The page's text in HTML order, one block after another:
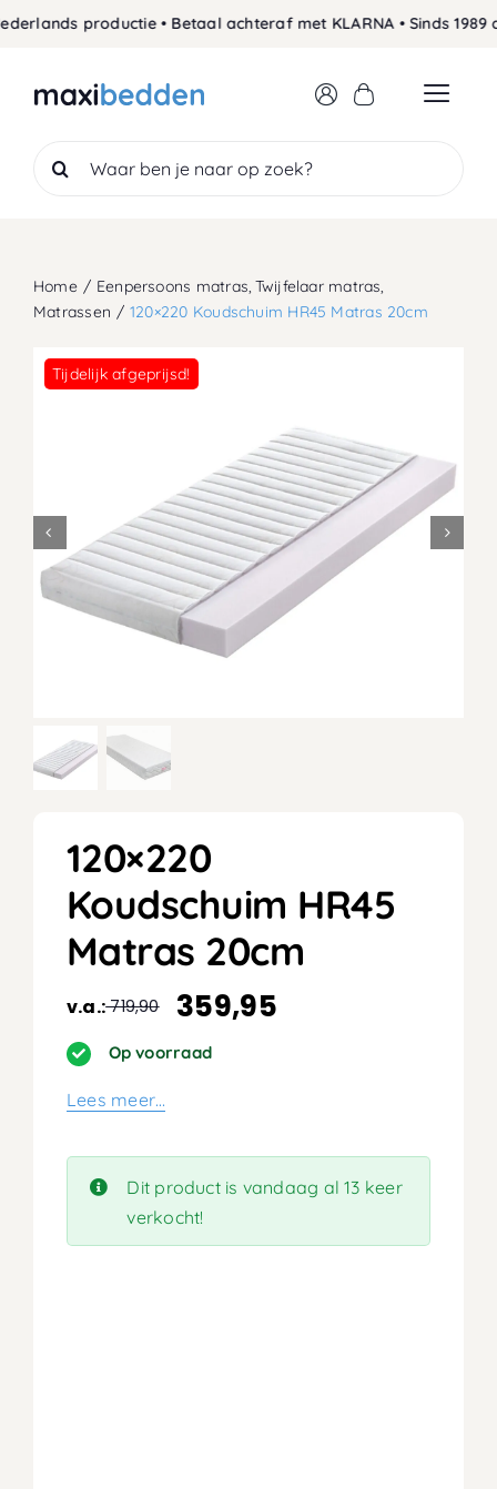
Skip
productie • Betaal achteraf met KLARNA • Sinds 1989
Search
for:
Home Eenpersoons matras Twijfelaar matras
Matrassen
120×220 Koudschuim HR45 Matras 20cm
Tijdelijk afgeprijsd!
120×220
Koudschuim HR45
Matras 20cm
v.a.:719,90
Oorspronkelijke
prijs
was:
719,90.
359,95
Huidige
prijs
is:
359,95.
Op voorraad
Lees meer…
Dit product is vandaag al 13 keer
verkocht!